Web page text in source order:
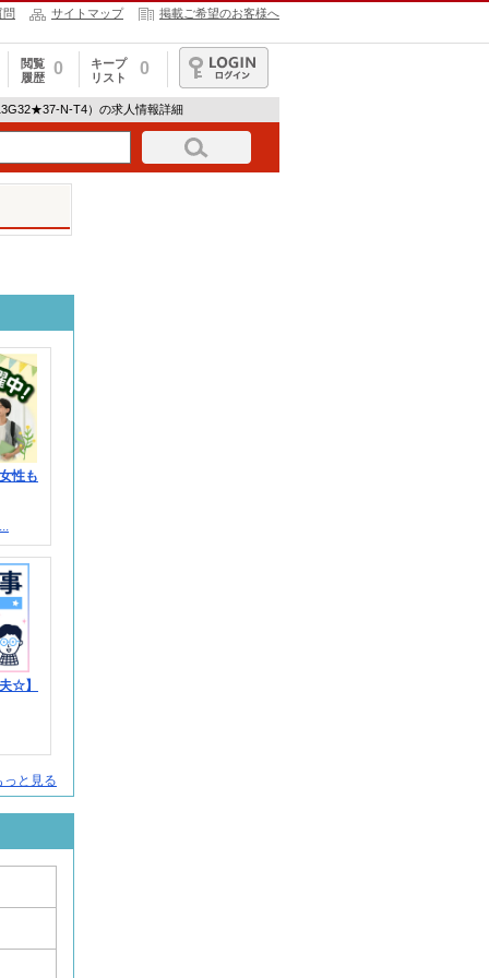
問 サイトマップ 掲載ご希望のお客様へ
閲覧
履歴
0
キープ
リスト
0
ログイン
N-T4）の求人情報詳細
性も
☆】
と見る